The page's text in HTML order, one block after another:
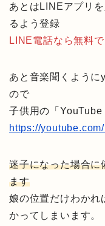
あとはLINEアプリ
るよう登録
LINE電話なら無料
あと音楽聞くよう
ので
子供用の「
https://
迷子になった場合
ます
娘の位置だけわかれ
かってしまいます。